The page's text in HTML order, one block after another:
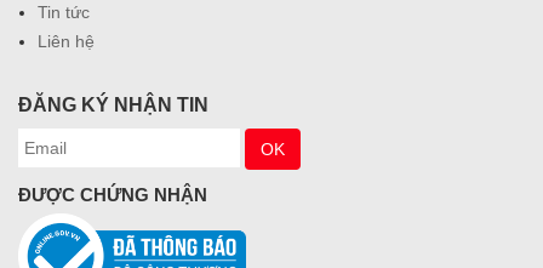
Tin tức
Liên hệ
ĐĂNG KÝ NHẬN TIN
ĐƯỢC CHỨNG NHẬN